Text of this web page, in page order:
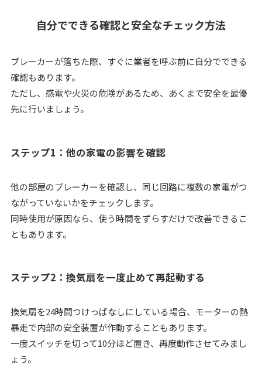
自分でできる確認と安全なチェック方法
ブレーカーが落ちた際、すぐに業者を呼ぶ前に自分でできる
確認もあります。
ただし、感電や火災の危険があるため、あくまで安全を最優
先に行いましょう。
ステップ1：他の家電の影響を確認
他の部屋のブレーカーを確認し、同じ回路に複数の家電がつ
ながっていないかをチェックします。
同時使用が原因なら、使う時間をずらすだけで改善できるこ
ともあります。
ステップ2：換気扇を一度止めて再起動する
換気扇を24時間つけっぱなしにしている場合、モーターの熱
暴走で内部の安全装置が作動することもあります。
一度スイッチを切って10分ほど置き、再度動作させてみまし
ょう。